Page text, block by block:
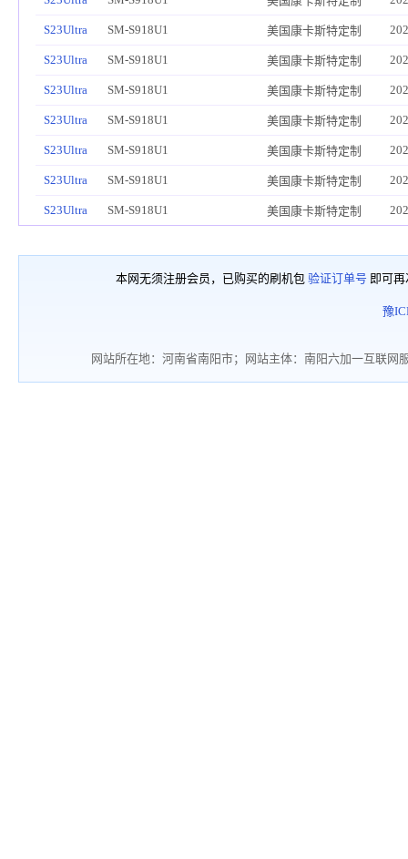
S23Ultra SM-S918U1 美国康卡斯特定制
S23Ultra SM-S918U1 美国康卡斯特定制
S23Ultra SM-S918U1 美国康卡斯特定制
S23Ultra SM-S918U1 美国康卡斯特定制
S23Ultra SM-S918U1 美国康卡斯特定制
S23Ultra SM-S918U1 美国康卡斯特定制
S23Ultra SM-S918U1 美国康卡斯特定制
本网无须注册会员，已购买的刷机包 验证订单号 即可
豫
网站所在地：河南省南阳市；网站主体：南阳六加一互联